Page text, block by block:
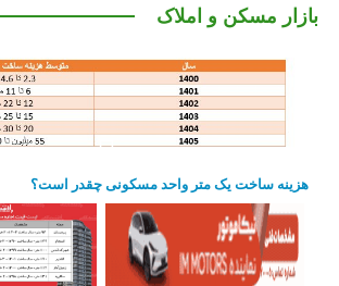
بازار مسکن و املاک
هزینه ساخت یک متر واحد مسکونی چقدر است؟